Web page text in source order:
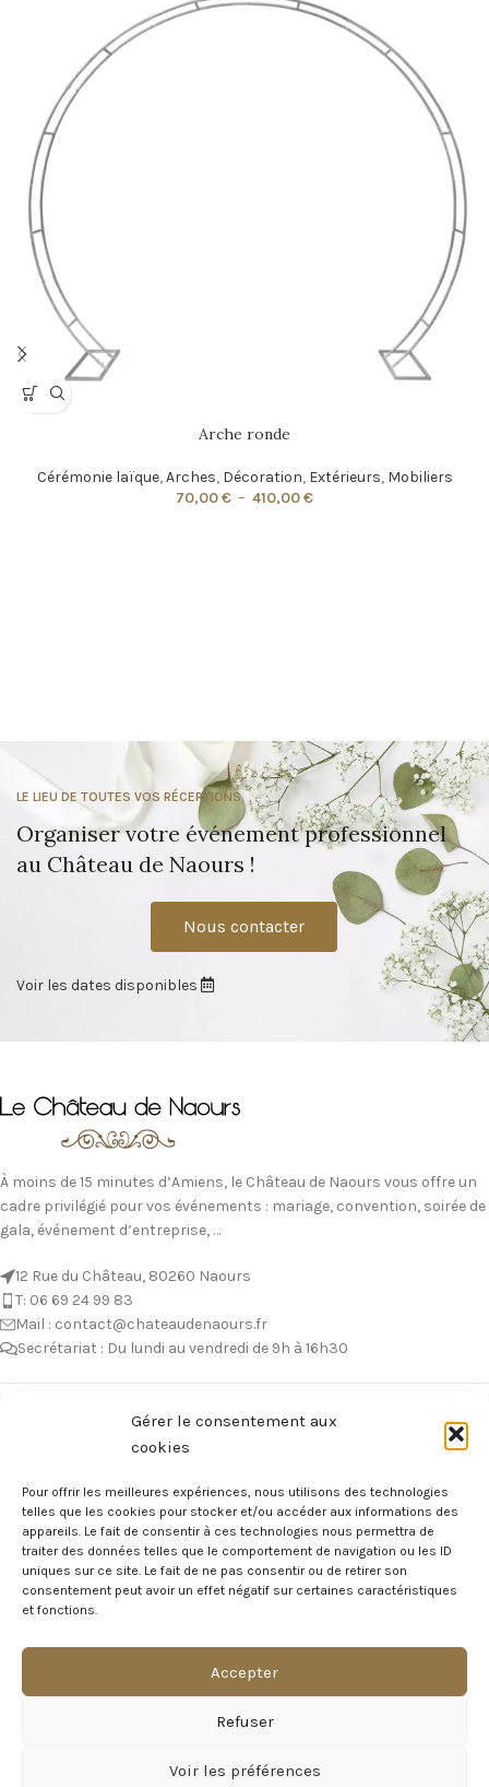
Gérer le consentement aux
cookies
Pour offrir les meilleures expériences, nous utilisons des technologies
telles que les cookies pour stocker et/ou accéder aux informations des
appareils. Le fait de consentir à ces technologies nous permettra de
traiter des données telles que le comportement de navigation ou les ID
uniques sur ce site. Le fait de ne pas consentir ou de retirer son
consentement peut avoir un effet négatif sur certaines caractéristiques
et fonctions.
Accepter
Refuser
Voir les préférences
Arche ronde
Cérémonie laïque,Arches, Décoration, Extérieurs, Mobiliers
70,00€ – 410,00€
LE LIEU DE TOUTES VOS RÉCEPTIONS
Organiser votre événement professionnel
au Château de Naours !
Nous contacter
Voir les dates disponibles
À moins de 15 minutes d’Amiens, le Château de Naours vous offre un
cadre privilégié pour vos événements : mariage, convention, soirée de
gala, événement d’entreprise, …
12 Rue du Château, 80260 Naours
T: 06 69 24 99 83
Mail : contact@chateaudenaours.fr
Secrétariat : Du lundi au vendredi de 9h à 16h30
Avant de nous écrire, n’hésitez pas à consulter notre FAQ, celle-ci est
réponse à votre question !
Voir notre foire aux questions >
NOTRE ÉCOSYSTEME
MAGAZINE DU CHÂTEAU